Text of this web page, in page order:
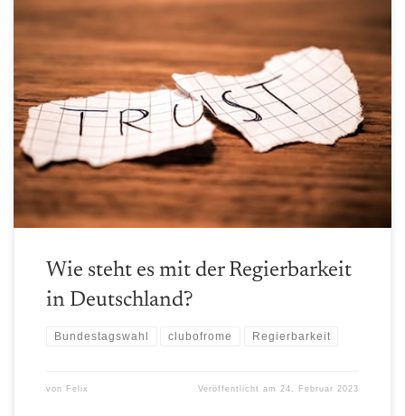
Nach dem Earth4All Report mit dem Unterton der
"Nichtregierbarkeit" haben wir uns gefragt, was dafür die
Hauptfaktoren sind.
Wie steht es mit der Regierbarkeit
in Deutschland?
Bundestagswahl clubofrome Regierbarkeit
von Felix Veröffentlicht am24. Februar 2023